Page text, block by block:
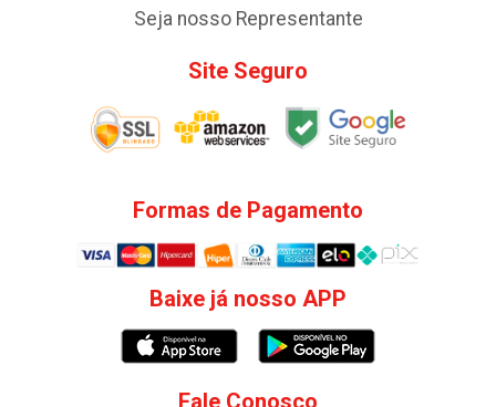
Seja nosso Representante
Site Seguro
Formas de Pagamento
Baixe já nosso APP